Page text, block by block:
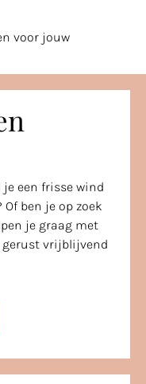
voor jouw
een frisse wind
ben je op zoek
je graag met
gerust vrijblijvend